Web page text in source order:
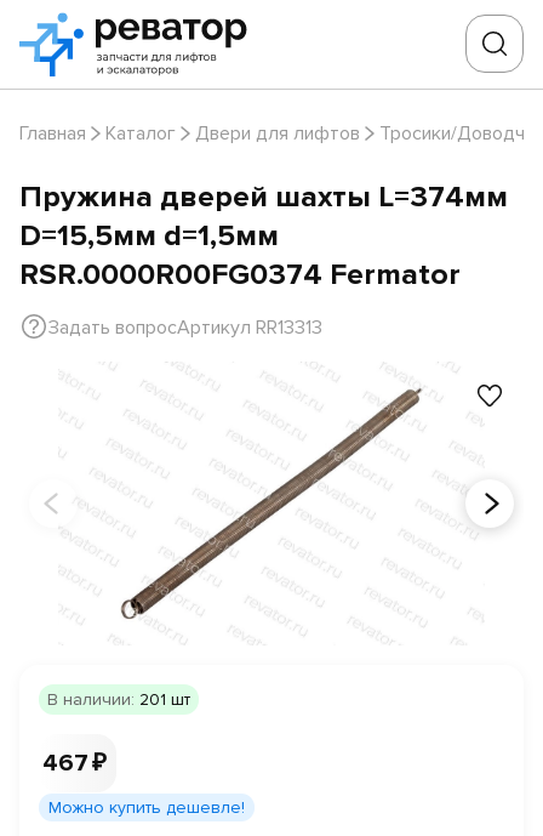
Главная Каталог Двери для лифтов Тросики/
Пружина дверей шахты L=374мм
D=15,5мм d=1,5мм
RSR.0000R00FG0374 Fermator
Задать вопросАртикул RR13313
В наличии: 201 шт
467 ₽
Можно купить дешевле!